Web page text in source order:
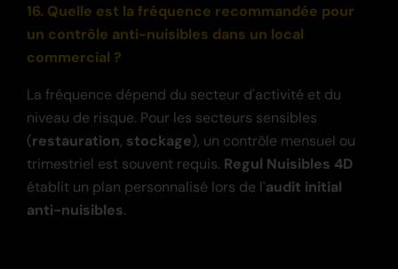
16. Quelle est la fréquence recommandée pour
un contrôle anti-nuisibles dans un local
commercial ?
La fréquence dépend du secteur d'activité et du
niveau de risque. Pour les secteurs sensibles
(restauration, stockage), un contrôle mensuel ou
trimestriel est souvent requis. Regul Nuisibles 4D
établit un plan personnalisé lors de l'audit initial
anti-nuisibles.